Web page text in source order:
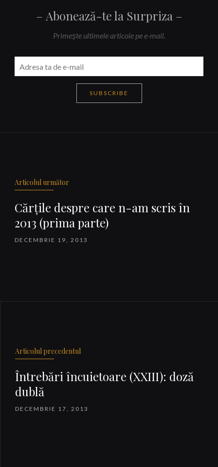
Abonează-te la Surpriza
Primeşte ultimele articole pe e-mail.
SUBSCRIBE
Articolul următor
Cărţile despre care n-am scris în
2013 (prima parte)
DECEMBRIE 19, 2013
Articolul precedentul
Întrebări încuietoare (XXIII): doză
dublă
DECEMBRIE 17, 2013